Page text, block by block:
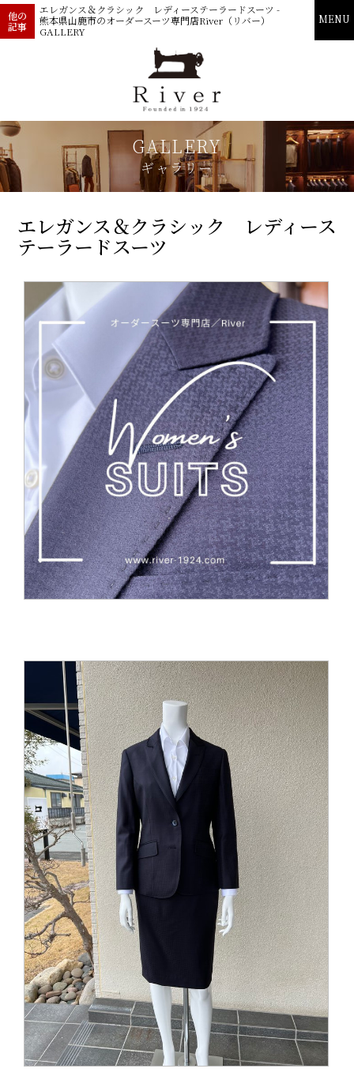
MENU
エレガンス＆クラシック レディーステーラードスーツ -
熊本県山鹿市のオーダースーツ専門店River（リバー）
GALLERY
他の
記事
GALLERY
ギャラリー
エレガンス＆クラシック レディース
テーラードスーツ